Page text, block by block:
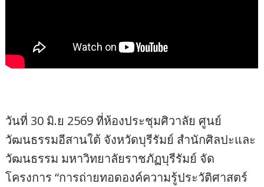
วันที่ 30 มิ.ย 2569 ที่ห้องประชุมศิวาลัย ศูนย์
วัฒนธรรมอีสานใต้ จังหวัดบุรีรัมย์ สำนักศิลปะและ
วัฒนธรรม มหาวิทยาลัยราชภัฏบุรีรัมย์ จัด
โครงการ “การถ่ายทอดองค์ความรู้ประวัติศาสตร์